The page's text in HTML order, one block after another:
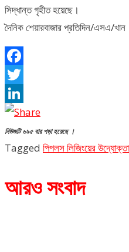
সিদ্ধান্ত গৃহীত হয়েছে।
দৈনিক শেয়ারবাজার প্রতিদিন/এসএ/খান
Facebook
Twitter
LinkedIn
নিউজটি ৬৯৫ বার পড়া হয়েছে ।
Tagged পিপলস লিজিংয়ের
আরও সংবাদ